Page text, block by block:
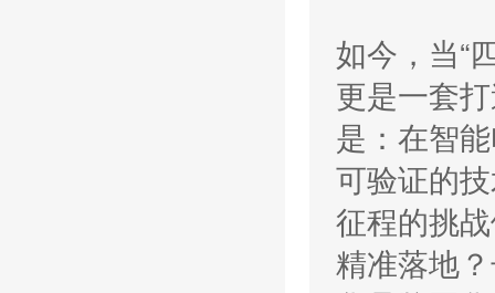
如今，当“
更是一套
是：在智
可验证的
征程的挑
精准落地